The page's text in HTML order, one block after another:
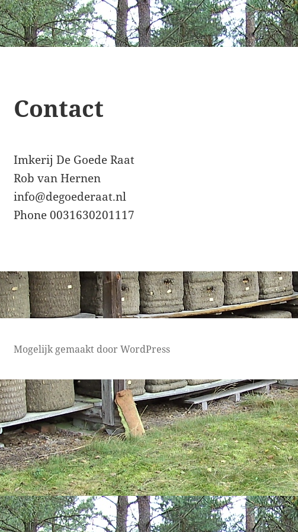
Contact
Imkerij De Goede Raat
Rob van Hernen
info@degoederaat.nl
Phone 0031630201117
Mogelijk gemaakt door WordPress